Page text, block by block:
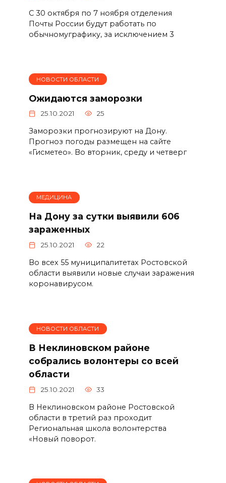
C 30 октября по 7 ноября отделения
Почты России будут работать по
обычномуграфику, за исключением 3
НОВОСТИ ОБЛАСТИ
Ожидаются заморозки
25.10.2021 25
Заморозки прогнозируют на Дону.
Прогноз погоды размещен на сайте
«Гисметео». Во вторник, среду и четверг
МЕДИЦИНА
На Дону за сутки выявили 606
зараженных
25.10.2021 22
Во всех 55 муниципалитетах Ростовской
области выявили новые случаи заражения
коронавирусом.
НОВОСТИ ОБЛАСТИ
В Неклиновском районе
собрались волонтеры со всей
области
25.10.2021 33
В Неклиновском районе Ростовской
области в третий раз проходит
Региональная школа волонтерства
«Новый поворот.